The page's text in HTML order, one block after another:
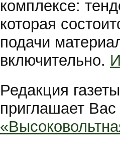
комплексе:
которая
подачи
включительно.
Редакция
приглашает